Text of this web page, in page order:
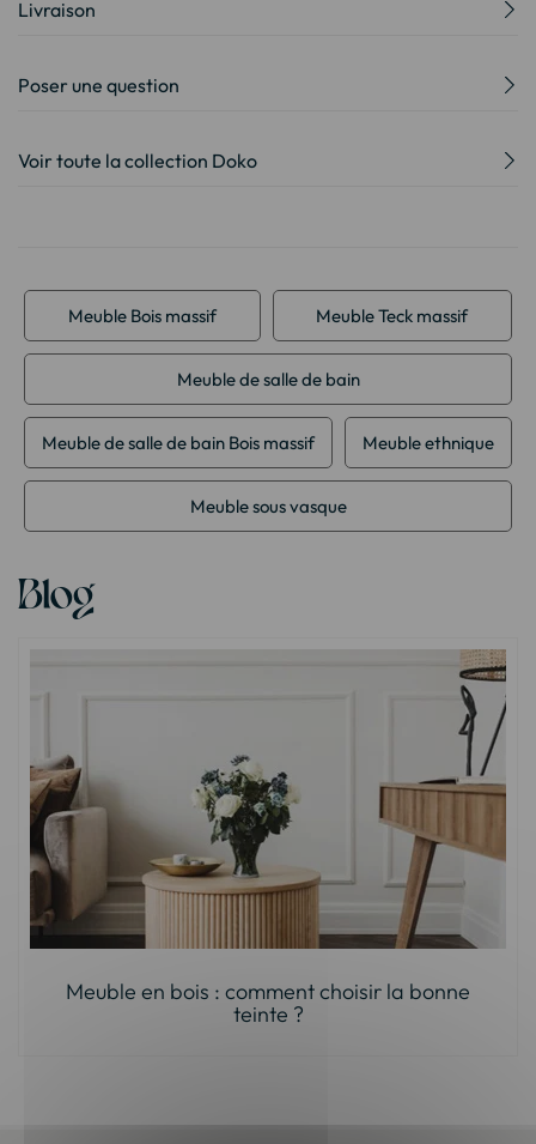
Livraison
Poser une question
Voir toute la collection Doko
Meuble Bois massif Meuble Teck massif
Meuble de salle de bain
Meuble de salle de bain Bois massif Meuble ethnique
Meuble sous vasque
Blog
Meuble en bois : comment choisir la bonne
teinte ?